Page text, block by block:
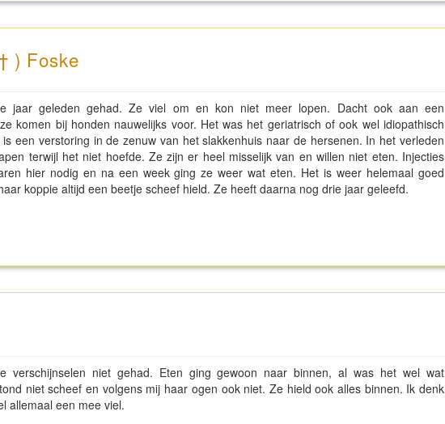
) Foske
jaar geleden gehad. Ze viel om en kon niet meer lopen. Dacht ook aan een
komen bij honden nauwelijks voor. Het was het geriatrisch of ook wel idiopathisch
een verstoring in de zenuw van het slakkenhuis naar de hersenen. In het verleden
terwijl het niet hoefde. Ze zijn er heel misselijk van en willen niet eten. Injecties
hier nodig en na een week ging ze weer wat eten. Het is weer helemaal goed
koppie altijd een beetje scheef hield. Ze heeft daarna nog drie jaar geleefd.
verschijnselen niet gehad. Eten ging gewoon naar binnen, al was het wel wat
niet scheef en volgens mij haar ogen ook niet. Ze hield ook alles binnen. Ik denk
allemaal een mee viel.